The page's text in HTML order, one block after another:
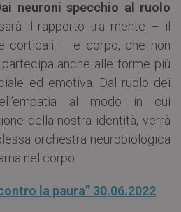
neuroni specchio al ruolo
il rapporto tra mente – il
corticali – e corpo, che non
anche alle forme più
ed emotiva. Dal ruolo dei
al modo in cui
della nostra identità, verrà
orchestra neurobiologica
nel corpo.
la paura” 30.06.2022